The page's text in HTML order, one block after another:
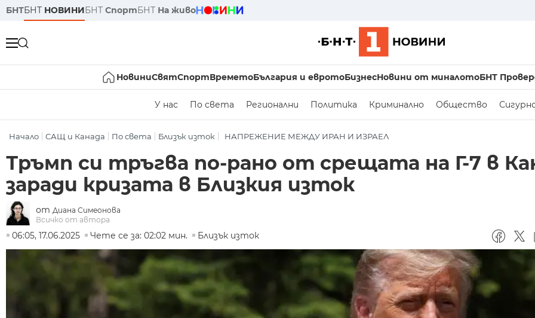
БНТБНТ НОВИНИБНТ СпортБНТ На живо
НовиниСвятСпортВреметоБългария и евротоБизнесНовини от миналотоБНТ
У нас По света Регионални Политика Криминално Общество
Начало САЩ и Канада По света Близък изток НАПРЕЖЕНИЕ МЕЖДУ ИРАН И ИЗРАЕЛ
Тръмп си тръгва по-рано от срещата на Г-7 в
заради кризата в Близкия изток
от Диана Симеонова
Всичко от автора
06:05, 17.06.2025
Чете се за: 02:02 мин. Близък изток